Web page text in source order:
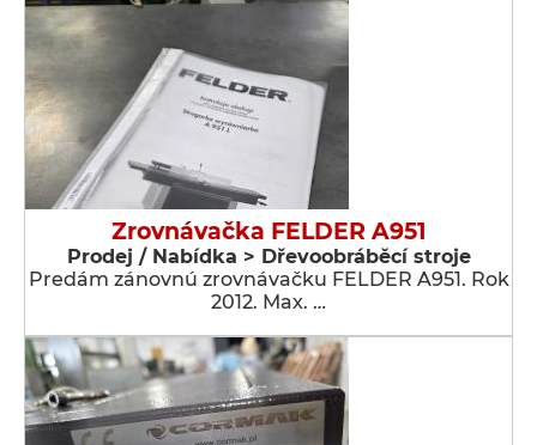
Zrovnávačka FELDER A951
Prodej / Nabídka > Dřevoobráběcí stroje
Predám zánovnú zrovnávačku FELDER A951. Rok
2012. Max. …